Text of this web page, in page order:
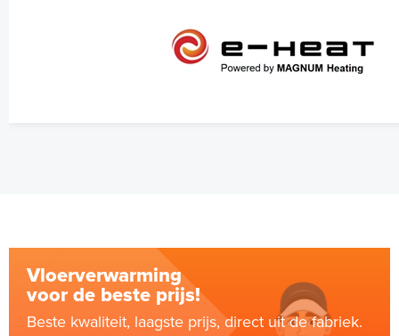
Vloerverwarming
voor de beste prijs!
Beste kwaliteit, laagste prijs, direct uit de fabriek.